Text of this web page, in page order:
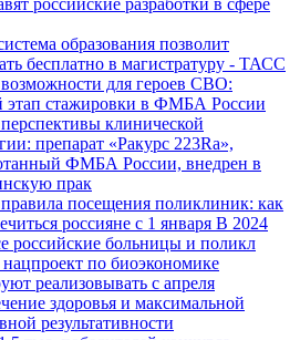
российские разработки в сфере
образования позволит
бесплатно в магистратуру - ТАСС
для героев СВО:
этап стажировки в ФМБА России
клинической
препарат «Ракурс 223Ra»,
ФМБА России, внедрен в
прак
посещения поликлиник: как
россияне с 1 января В 2024
российские больницы и поликл
по биоэкономике
реализовывать с апреля
здоровья и максимальной
результативности